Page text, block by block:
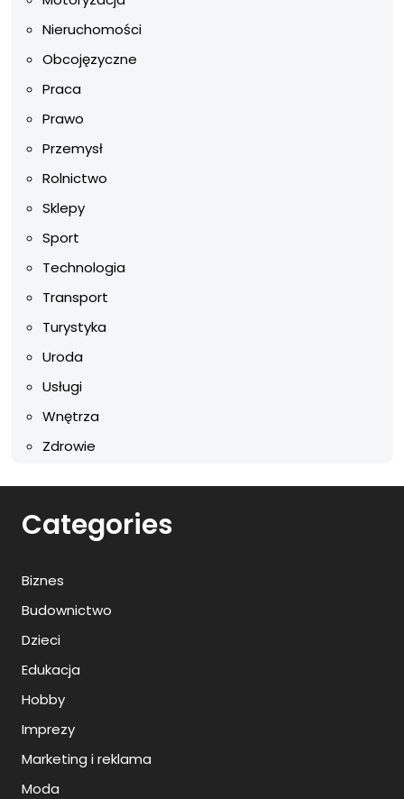
Nieruchomości
Obcojęzyczne
Praca
Prawo
Przemysł
Rolnictwo
Sklepy
Sport
Technologia
Transport
Turystyka
Uroda
Usługi
Wnętrza
Zdrowie
Categories
Biznes
Budownictwo
Dzieci
Edukacja
Hobby
Imprezy
Marketing i reklama
Moda